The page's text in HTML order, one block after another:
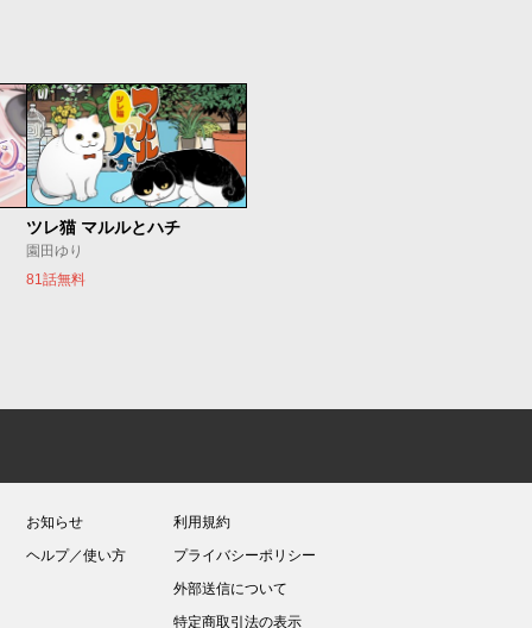
ツレ猫 マルルとハチ
園田ゆり
81話無料
お知らせ
ヘルプ／使い方
利用規約
プライバシーポリシー
外部送信について
特定商取引法の表示